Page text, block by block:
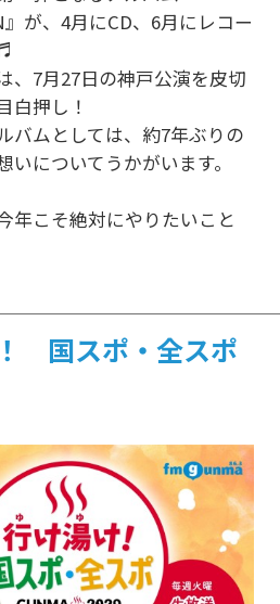
』が、4月にCD、6月にレコー
、7月27日の神戸公演を皮切
白押し！
バムとしては、約7年ぶりの
いについてうかがいます。
年こそ絶対にやりたいこと
国スポ・全スポ